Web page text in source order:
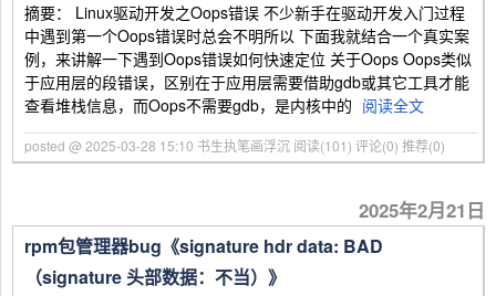
摘要： Linux驱动开发之Oops错误 不少新手在驱动开发入门过程
中遇到第一个Oops错误时总会不明所以 下面我就结合一个真实案
例，来讲解一下遇到Oops错误如何快速定位 关于Oops Oops类似
于应用层的段错误，区别在于应用层需要借助gdb或其它工具才能
查看堆栈信息，而Oops不需要gdb，是内核中的 阅读全文
posted @ 2025-03-28 15:10 书生执笔画浮沉 阅读(101) 评论(0) 推荐(0)
2025年2月21日
rpm包管理器bug《signature hdr data: BAD
（signature 头部数据：不当）》